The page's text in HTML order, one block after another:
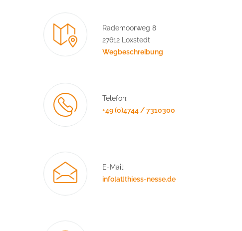
Rademoorweg 8
27612 Loxstedt
Wegbeschreibung
Telefon:
+49 (0)4744 / 7310300
E-Mail:
info[at]thiess-nesse.de